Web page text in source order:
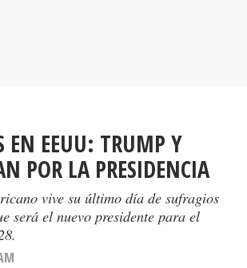
EN EEUU: TRUMP Y
POR LA PRESIDENCIA
vive su último día de sufragios
será el nuevo presidente para el